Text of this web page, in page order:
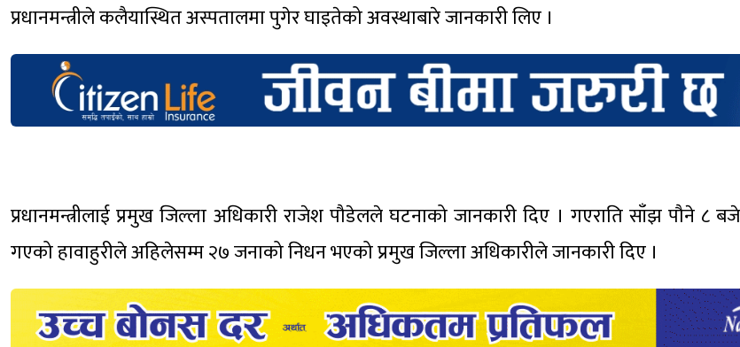
प्रधानमन्त्रीले कलैयास्थित अस्पतालमा पुगेर घाइतेको अवस्थाबारे जानकारी लिए ।
प्रधानमन्त्रीलाई प्रमुख जिल्ला अधिकारी राजेश पौडेलले घटनाको जानकारी दिए । गएराति साँझ पौने ८
गएको हावाहुरीले अहिलेसम्म २७ जनाको निधन भएको प्रमुख जिल्ला अधिकारीले जानकारी दिए ।